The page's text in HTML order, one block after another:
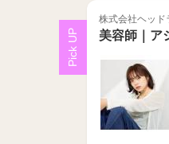
株式会社ヘッド
美容師｜ア